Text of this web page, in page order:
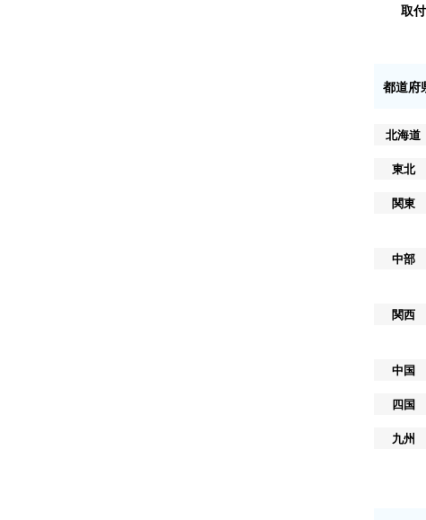
取
都道府
北海道
東北
関東
中部
関西
中国
四国
九州